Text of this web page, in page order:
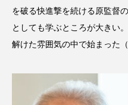
を破る快進撃を続ける原監督
としても学ぶところが大きい
解けた雰囲気の中で始まった